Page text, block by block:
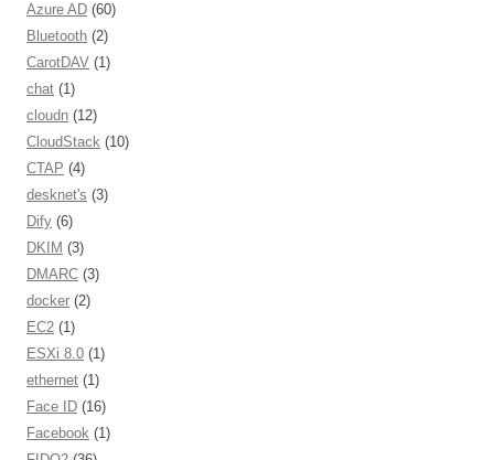
Azure AD (60)
Bluetooth (2)
CarotDAV (1)
chat (1)
cloudn (12)
CloudStack (10)
CTAP (4)
desknet's (3)
Dify (6)
DKIM (3)
DMARC (3)
docker (2)
EC2 (1)
ESXi 8.0 (1)
ethernet (1)
Face ID (16)
Facebook (1)